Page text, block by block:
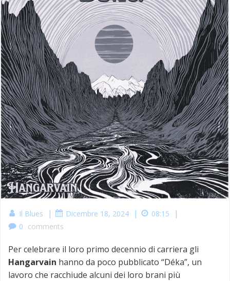
Il Blues | Dicembre 18, 2024 | 08:15 |
0 comments
Per celebrare il loro primo decennio di carriera gli
Hangarvain hanno da poco pubblicato “Déka”, un
lavoro che racchiude alcuni dei loro brani più